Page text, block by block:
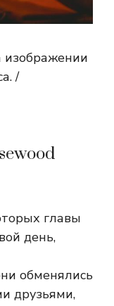
/
главы
день,
обменялись
друзьями,